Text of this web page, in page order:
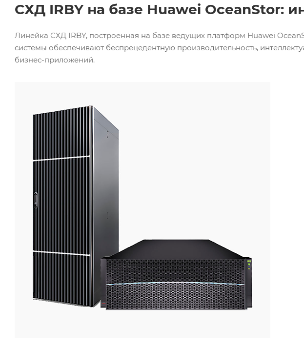
СХД IRBY на базе Huawei OceanStor:
Линейка СХД IRBY, построенная на базе ведущих платформ Huawei
системы обеспечивают беспрецедентную производительность,
бизнес-приложений.